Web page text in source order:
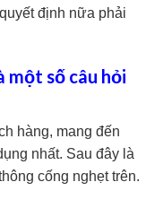
định nữa phải
một số câu hỏi
hàng, mang đến
nhất. Sau đây là
cống nghẹt trên.